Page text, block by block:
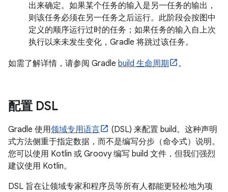
出来确定。如果某个任务的输入是另一任务的输出，
则该任务必须在另一任务之后运行。此阶段会按图中
定义的顺序运行过时的任务；如果任务的输入自上次
执行以来未发生变化，Gradle 将跳过该任务。
如需了解详情，请参阅 Gradle build 生命周期 。
配置 DSL
Gradle 使用领域专用语言
(DSL) 来配置 build。这种声明
式方法侧重于指定数据，而不是编写分步（命令式）说明。
您可以使用 Kotlin 或 Groovy 编写 build 文件，但我们强烈
建议使用 Kotlin。
DSL 旨在让领域专家和程序员等所有人都能更轻松地为项